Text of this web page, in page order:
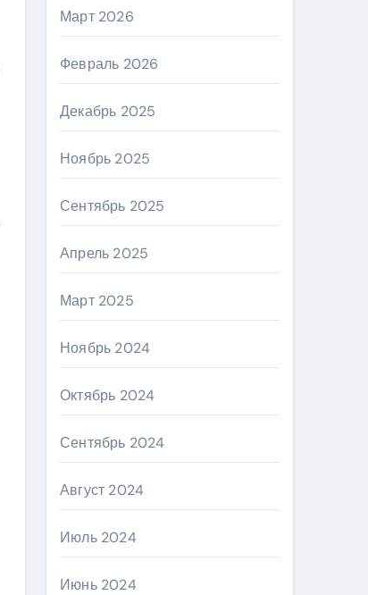
Март 2026
Февраль 2026
Декабрь 2025
Ноябрь 2025
Сентябрь 2025
Апрель 2025
Март 2025
Ноябрь 2024
Октябрь 2024
Сентябрь 2024
Август 2024
Июль 2024
Июнь 2024